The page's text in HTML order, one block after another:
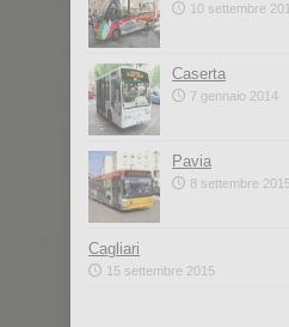
10 settembre
Caserta
7 gennaio 2014
Pavia
8 settembre
Cagliari
15 settembre 2015